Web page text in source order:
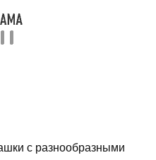
с разнообразными